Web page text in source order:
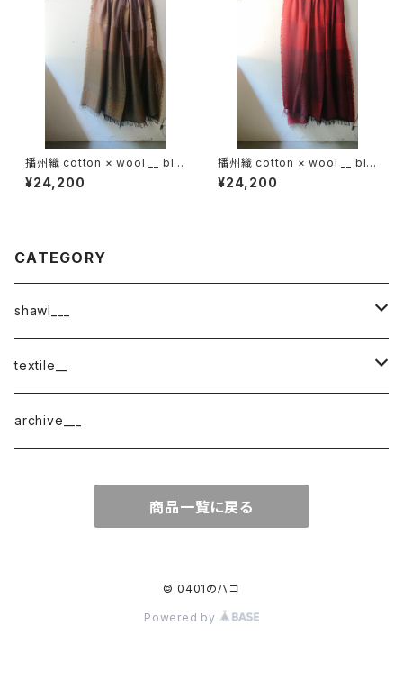
播州織 cotton × wool __ blo
ck 220-120 枯芙蓉GK
¥24,200
播州織 cotton × wool __ blo
ck 220-120 落陽GK
¥24,200
CATEGORY
shawl___
cotton
border
cotton × wool
textile__
織物
archive___
商品一覧に戻る
© 0401のハコ
Powered by